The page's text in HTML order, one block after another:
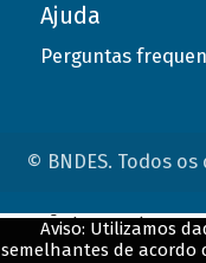
Ajuda
Perguntas
© BNDES. Todos
Aviso: Utilizamos
semelhantes de acordo
ConteÃºdo